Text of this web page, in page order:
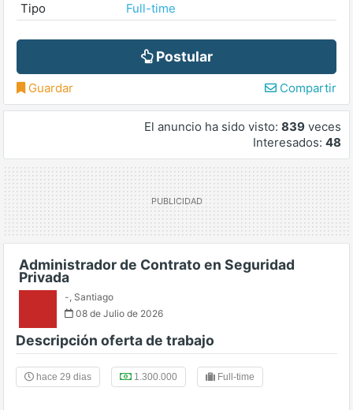
Tipo
Full-time
Postular
Guardar Compartir
El anuncio ha sido visto: 839 veces
Interesados: 48
Administrador de Contrato en Seguridad
Privada
-, Santiago
08 de Julio de 2026
Descripción oferta de trabajo
hace 29 dias 1.300.000 Full-time